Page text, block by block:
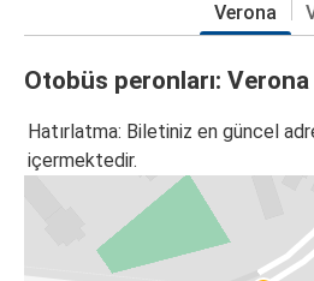
Verona
Otobüs peronları: Verona
Hatırlatma: Biletiniz en güncel
içermektedir.